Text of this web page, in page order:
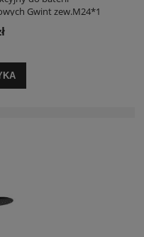
Gwint zew.M24*1